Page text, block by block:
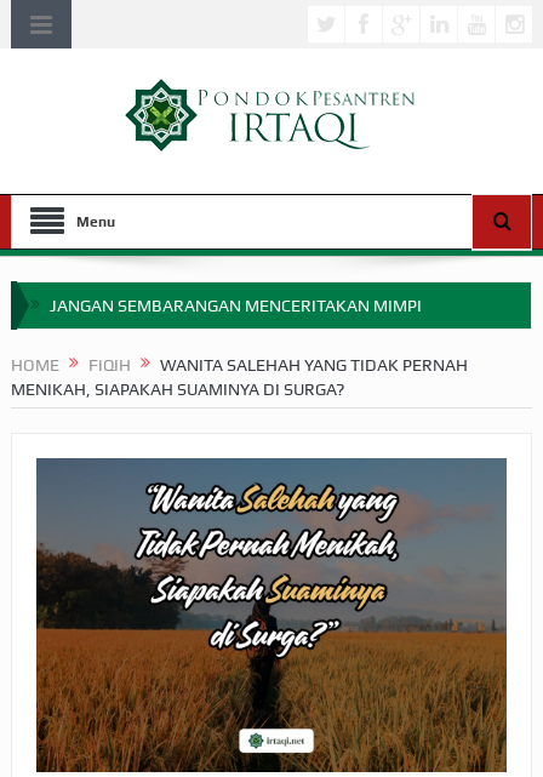
Menu
JANGAN SEMBARANGAN MENCERITAKAN MIMPI
MIMPI YANG DIABAIKAN MENJELANG PERANG BADAR
SEBELUM TIBA SAAT WAJIB?
HAKIKAT NIKMAT DI DUNIA!
BAGAIMANA CARA MEMBAYAR ZAKAT UANG?
UANG HARAM BISA MENJADI HALAL JIKA SEBAB
KEPEMILIKANNYA BERUBAH
ISTIDLAL BATIL VS ISTIDLAL SYAR’I
BAHASA CINTA KARENA ALLAH
HOME FIQIH
WANITA SALEHAH YANG TIDAK PERNAH
MENIKAH, SIAPAKAH SUAMINYA DI SURGA?